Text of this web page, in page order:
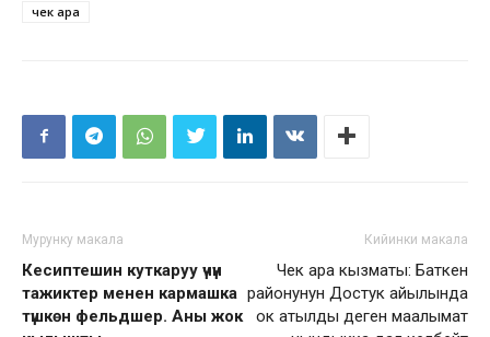
чек ара
Мурунку макала
Кесиптешин куткаруу үчүн
тажиктер менен кармашка
түшкөн фельдшер. Аны жок
Кийинки макала
Чек ара кызматы: Баткен
районунун Достук айылында
ок атылды деген маалымат